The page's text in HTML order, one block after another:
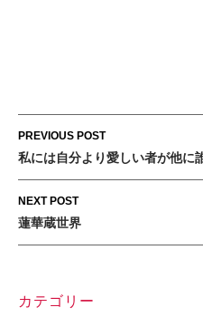
Post
navigation
PREVIOUS POST
私には自分より愛しい者が他に
NEXT POST
蓮華蔵世界
カテゴリー